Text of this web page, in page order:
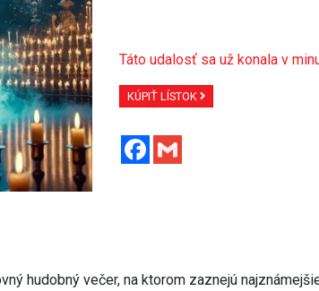
Táto udalosť sa už konala v
KÚPIŤ LÍSTOK
Facebook
hudobný večer, na ktorom zaznejú